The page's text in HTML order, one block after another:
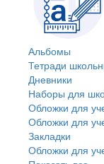
Альбомы
Тетради
Дневники
Наборы для
Обложки для
Обложки для
Закладки
Обложки для